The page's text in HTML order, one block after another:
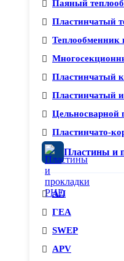
Паяный
Пластинчатый
Теплообменник
Пластинчатый
Пластинчатый
Цельносварной
Пластинчато-
Пластины и
АЛ
ГЕА
SWEP
APV